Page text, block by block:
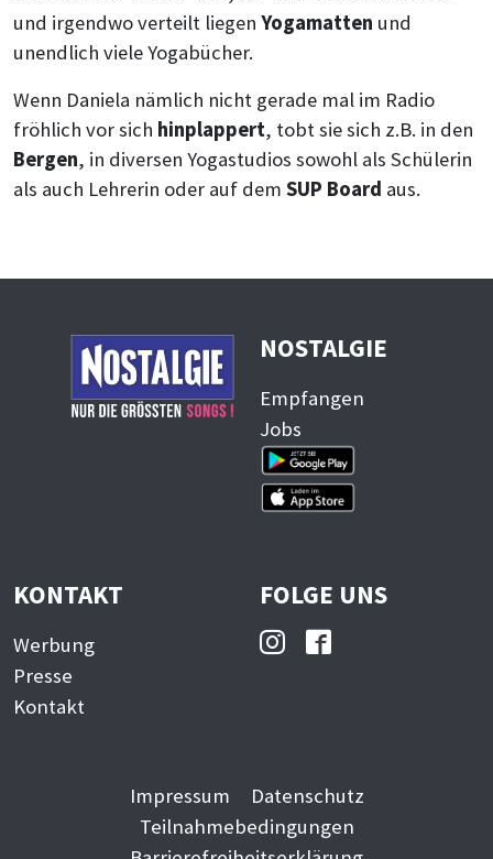
und irgendwo verteilt liegen Yogamatten und
unendlich viele Yogabücher.
Wenn Daniela nämlich nicht gerade mal im Radio
fröhlich vor sich hinplappert, tobt sie sich z.B. in den
Bergen, in diversen Yogastudios sowohl als Schülerin
als auch Lehrerin oder auf dem SUP Board aus.
NOSTALGIE
Empfangen
Jobs
KONTAKT
Werbung
Presse
Kontakt
FOLGE UNS
Impressum
Datenschutz
Teilnahmebedingungen